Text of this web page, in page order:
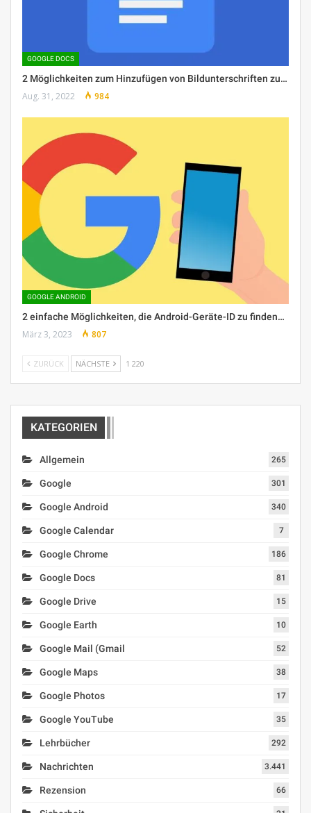
GOOGLE DOCS
2 Möglichkeiten zum Hinzufügen von Bildunterschriften zu…
Aug. 31, 2022 984
GOOGLE ANDROID
2 einfache Möglichkeiten, die Android-Geräte-ID zu finden…
März 3, 2023 807
ZURÜCK NÄCHSTE 1 220
KATEGORIEN
Allgemein 265
Google 301
Google Android 340
Google Calendar 7
Google Chrome 186
Google Docs 81
Google Drive 15
Google Earth 10
Google Mail (Gmail 52
Google Maps 38
Google Photos 17
Google YouTube 35
Lehrbücher 292
Nachrichten 3.441
Rezension 66